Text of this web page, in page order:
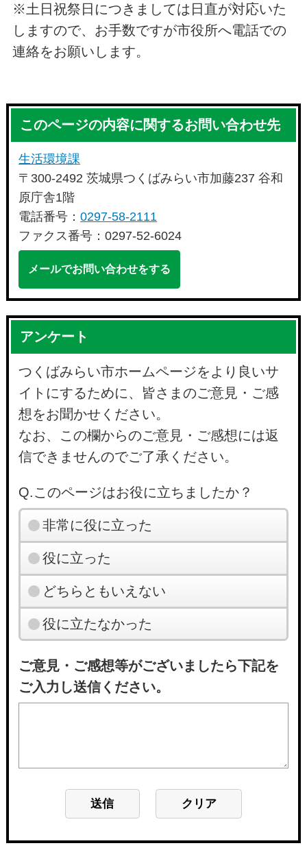
※土日祝祭日につきましては日直が対応いた
しますので、お手数ですが市役所へ電話での
連絡をお願いします。
このページの内容に関するお問い合わせ先
生活環境課
〒300-2492 茨城県つくばみらい市加藤237 谷和
原庁舎1階
電話番号：0297-58-2111
ファクス番号：0297-52-6024
メールでお問い合わせをする
アンケート
つくばみらい市ホームページをより良いサ
イトにするために、皆さまのご意見・ご感
想をお聞かせください。
なお、この欄からのご意見・ご感想には返
信できませんのでご了承ください。
Q.このページはお役に立ちましたか？
非常に役に立った
役に立った
どちらともいえない
役に立たなかった
ご意見・ご感想等がございましたら下記を
ご入力し送信ください。